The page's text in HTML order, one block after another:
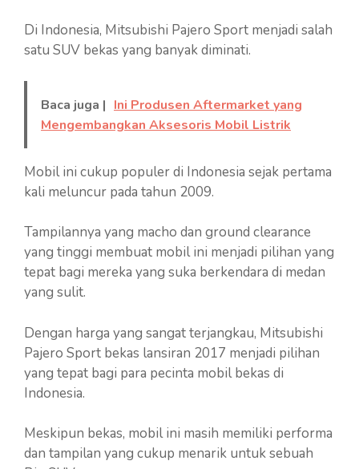
Di Indonesia, Mitsubishi Pajero Sport menjadi salah
satu SUV bekas yang banyak diminati.
Baca juga | Ini Produsen Aftermarket yang
Mengembangkan Aksesoris Mobil Listrik
Mobil ini cukup populer di Indonesia sejak pertama
kali meluncur pada tahun 2009.
Tampilannya yang macho dan ground clearance
yang tinggi membuat mobil ini menjadi pilihan yang
tepat bagi mereka yang suka berkendara di medan
yang sulit.
Dengan harga yang sangat terjangkau, Mitsubishi
Pajero Sport bekas lansiran 2017 menjadi pilihan
yang tepat bagi para pecinta mobil bekas di
Indonesia.
Meskipun bekas, mobil ini masih memiliki performa
dan tampilan yang cukup menarik untuk sebuah